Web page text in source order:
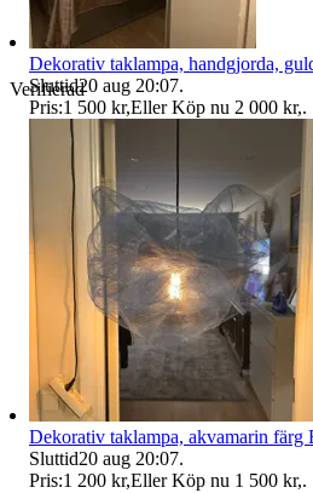
Verifierad
Dekorativ taklampa, handgjorda,
Sluttid20 aug 20:07.
Pris:1 500 kr,Eller Köp nu 2 000 kr,.
Dekorativ taklampa, akvamarin färg
Sluttid20 aug 20:07.
Pris:1 200 kr,Eller Köp nu 1 500 kr,.